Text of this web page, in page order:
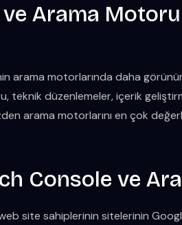
ve Arama
arama motorlarında daha
teknik düzenlemeler, içerik
arama motorlarını en çok
Console ve
site sahiplerinin sitelerinin